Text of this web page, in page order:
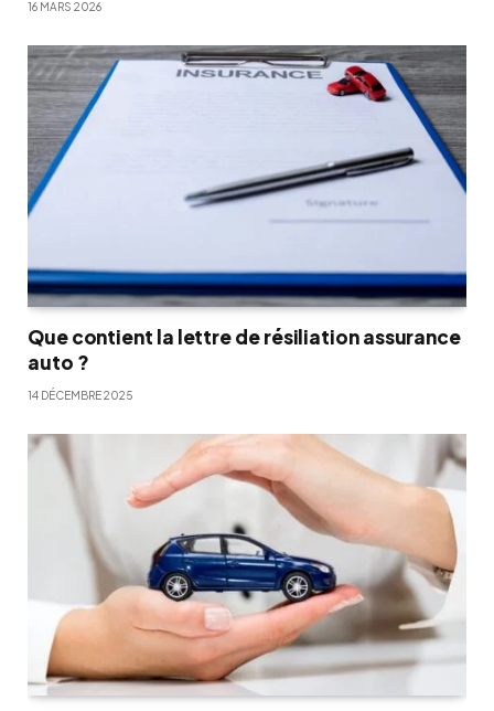
16 MARS 2026
Que contient la lettre de résiliation assurance
auto ?
14 DÉCEMBRE 2025